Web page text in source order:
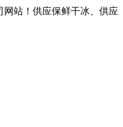
站！供应保鲜干冰、供应